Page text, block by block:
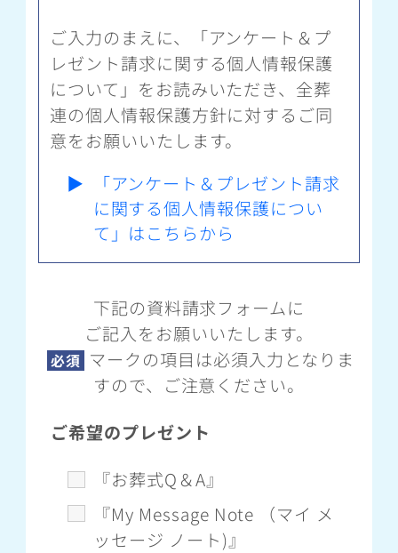
ご入力のまえに、「アンケート＆プ
レゼント請求に関する個人情報保護
について」をお読みいただき、全葬
連の個人情報保護方針に対するご同
意をお願いいたします。
▶
「アンケート＆プレゼント請求
に関する個人情報保護につい
て」はこちらから
下記の資料請求フォームに
ご記入をお願いいたします。
必須 マークの項目は必須入力となりま
すので、ご注意ください。
ご希望のプレゼント
『お葬式Q＆A』
『My Message Note （マイ メ
ッセージ ノート)』